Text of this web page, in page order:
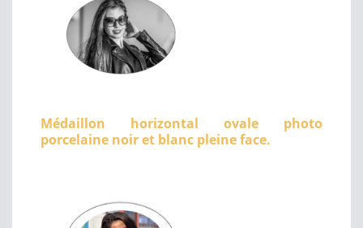
Médaillon horizontal ovale photo
porcelaine noir et blanc pleine face.